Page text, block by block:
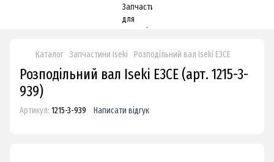
Каталог Запчастини Iseki Розподільний вал Iseki E3CE
Розподільний вал Iseki E3CE (арт. 1215-3-
939)
Артикул: 1215-3-939 Написати відгук